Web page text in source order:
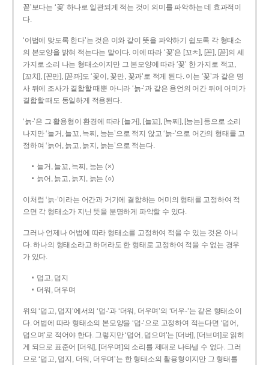
꼳’보다는 ‘꽃’ 하나로 일관되게 적는 것이 의미를 파악하는 데 효과적이
다.
‘어법에 맞도록 한다’는 것은 이와 같이 뜻을 파악하기 쉽도록 각 형태소
의 본모양을 밝혀 적는다는 말이다. 이에 따라 ‘꽃’은 [꼬ㅊ], [꼰], [꼳]의 세
가지로 소리 나는 형태소이지만 그 본모양에 따라 ‘꽃’ 한 가지로 적고,
[꼬치], [꼰만], [꼳꽈]도 ‘꽃이, 꽃만, 꽃과’로 적게 된다. 이는 ‘꽃’과 같은 명
사 뒤에 조사가 결합할 때뿐 아니라 ‘늙-’과 같은 용언의 어간 뒤에 어미가
결합할 때도 동일하게 적용된다.
‘늙-’은 그 활용형이 환경에 따라 [늘거], [늘꼬], [늑찌], [능는] 등으로 소리
나지만 ‘늘거, 늘꼬, 늑찌, 능는’으로 적지 않고 ‘늙-’으로 어간의 형태를 고
정하여 ‘늙어, 늙고, 늙지, 늙는’으로 적는다.
늘거, 늘꼬, 늑찌, 능는 (×)
늙어, 늙고, 늙지, 늙는 (○)
이처럼 ‘늙-­’이라는 어간과 거기에 결합하는 어미의 형태를 고정하여 적
으면 각 형태소가 지닌 뜻을 분명하게 파악할 수 있다.
그러나 언제나 어법에 따라 형태소를 고정하여 적을 수 있는 것은 아니
다. 하나의 형태소라고 하더라도 한 형태로 고정하여 적을 수 없는 경우
가 있다.
덥고, 덥지
더워, 더우며
위의 ‘덥고, 덥지’에서의 ‘덥-­’과 ‘더워, 더우며’의 ‘더우-­’는 같은 형태소이
다. 어법에 따라 형태소의 본모양을 ‘덥-­’으로 고정하여 적는다면 ‘덥어,
덥으며’로 적어야 한다. 그렇지만 ‘덥어, 덥으며’는 [더버], [더브며]로 읽히
게 되므로 표준어 [더워], [더우며]의 소리를 제대로 나타낼 수 없다. 그러
므로 ‘덥고, 덥지, 더워, 더우며’는 한 형태소의 활용형이지만 그 형태를